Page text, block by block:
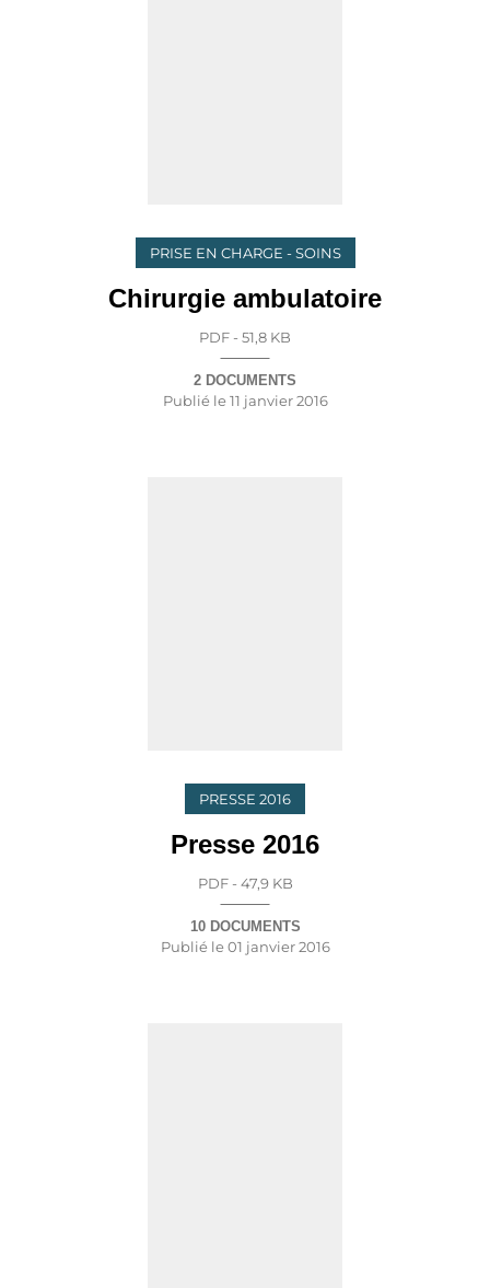
PRISE EN CHARGE - SOINS
Chirurgie ambulatoire
PDF - 51,8 KB
2 DOCUMENTS
Publié le11 janvier 2016
PRESSE 2016
Presse 2016
PDF - 47,9 KB
10 DOCUMENTS
Publié le01 janvier 2016